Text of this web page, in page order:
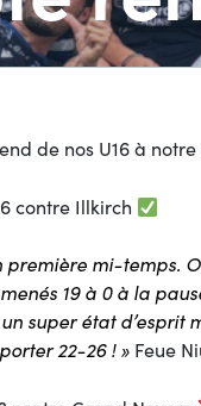
de nos U16 à
contre Illkirch
mi-temps.
19 à 0 à la
super état d’esprit
22-26 ! » Feue